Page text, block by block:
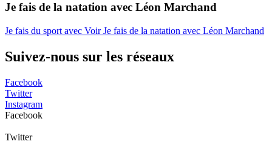
Je fais de la natation avec Léon Marchand
Je fais du sport avec Voir Je fais de la natation avec Léon Marchand
Suivez-nous sur les réseaux
Facebook
Twitter
Instagram
Facebook
Twitter